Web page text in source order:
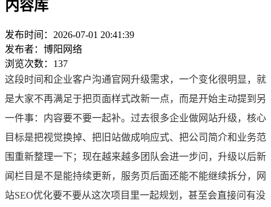
内容库
发布时间：2026-07-01 20:41:39
发布者：博阳网络
浏览次数：137
这段时间和企业客户沟通官网升级需求，一个变化很明显，就
是大家不再满足于把页面样式改新一点，而是开始主动提到另
一件事：内容要不要一起补。过去很多企业做网站升级，核心
目标是把视觉换掉、把旧站做成响应式、把公司简介和业务范
围重新整理一下；现在越来越多团队会进一步问，升级以后新
闻栏目是不是能持续更新，服务页后面还能不能继续拆分，网
站SEO优化要不要从这次项目里一起规划，甚至会直接问有没